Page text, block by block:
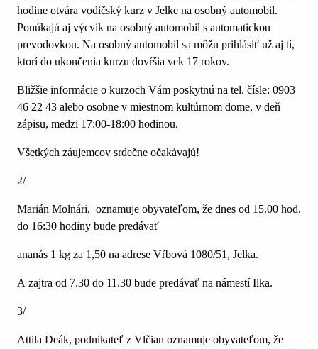
hodine otvára vodičský kurz v Jelke na osobný automobil.
Ponúkajú aj výcvik na osobný automobil s automatickou
prevodovkou. Na osobný automobil sa môžu prihlásiť už aj tí,
ktorí do ukončenia kurzu dovŕšia vek 17 rokov.
Bližšie informácie o kurzoch Vám poskytnú na tel. čísle: 0903
46 22 43 alebo osobne v miestnom kultúrnom dome, v deň
zápisu, medzi 17:00-18:00 hodinou.
Všetkých záujemcov srdečne očakávajú!
2/
Marián Molnári, oznamuje obyvateľom, že dnes od 15.00 hod.
do 16:30 hodiny bude predávať
ananás 1 kg za 1,50 na adrese Vŕbová 1080/51, Jelka.
A zajtra od 7.30 do 11.30 bude predávať na námestí Ilka.
3/
Attila Deák, podnikateľ z Vlčian oznamuje obyvateľom, že